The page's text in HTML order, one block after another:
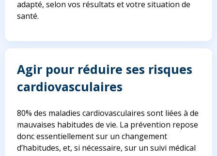
adapté, selon vos résultats et votre situation de
santé.
Agir pour réduire ses risques
cardiovasculaires
80% des maladies cardiovasculaires sont liées à de
mauvaises habitudes de vie. La prévention repose
donc essentiellement sur un changement
d’habitudes, et, si nécessaire, sur un suivi médical